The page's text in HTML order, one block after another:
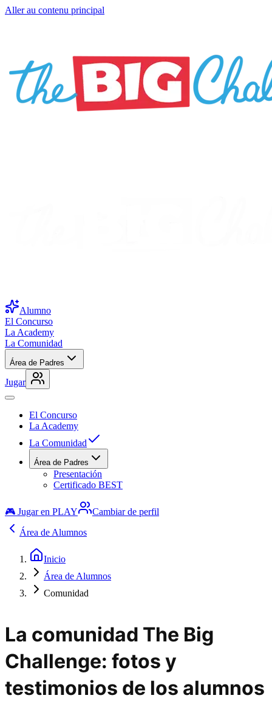
Aller au contenu principal
Alumno
El Concurso
La Academy
La Comunidad
Área de Padres
Jugar
El Concurso
La Academy
La Comunidad
Área de Padres
Presentación
Certificado BEST
🎮 Jugar en PLAY
Cambiar de perfil
Área de Alumnos
Inicio
Área de Alumnos
Comunidad
La comunidad The Big
Challenge: fotos y
testimonios de los alumnos